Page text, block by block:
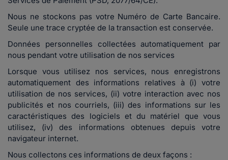
Nous ne stockons pas votre Numéro de Carte Bancaire.
Seule une trace cryptée de la transaction est conservée.
Données personnelles collectées automatiquement par
nous pendant votre utilisation de nos services
Lorsque vous utilisez nos services, nous enregistrons
automatiquement des informations relatives à (i) votre
utilisation de nos services, (ii) votre interaction avec nos
publicités et nos courriels, (iii) des informations sur les
caractéristiques des logiciels et du matériel que vous
utilisez, (iv) des informations obtenues depuis votre
navigateur internet.
Nous collectons ces informations de deux façons :